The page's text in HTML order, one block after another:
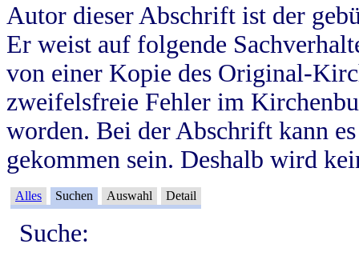
Autor dieser Abschrift ist der
Er weist auf folgende
von einer Kopie des Original-
zweifelsfreie Fehler im
worden. Bei der Abschrift kann
gekommen sein. Deshalb wird
Alles Suchen Auswahl Detail
Suche: